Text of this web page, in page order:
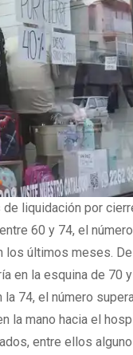
liquidación por
60 y 74, el
los últimos meses.
en la esquina de 70
74, el número
la mano hacia el
entre ellos